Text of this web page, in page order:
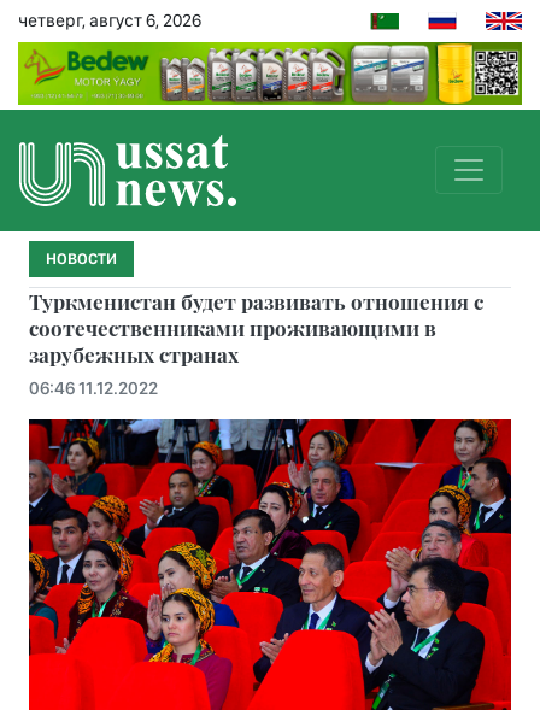
четверг, август 6, 2026
НОВОСТИ
Туркменистан будет развивать отношения с
соотечественниками проживающими в
зарубежных странах
06:46 11.12.2022